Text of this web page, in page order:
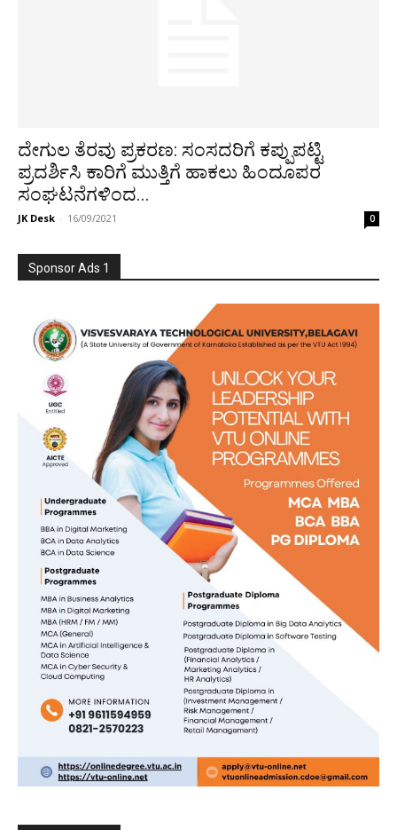
ದೇಗುಲ ತೆರವು ಪ್ರಕರಣ: ಸಂಸದರಿಗೆ ಕಪ್ಪುಪಟ್ಟಿ
ಪ್ರದರ್ಶಿಸಿ ಕಾರಿಗೆ ಮುತ್ತಿಗೆ ಹಾಕಲು ಹಿಂದೂಪರ
ಸಂಘಟನೆಗಳಿಂದ...
JK Desk - 16/09/2021 0
Sponsor Ads 1